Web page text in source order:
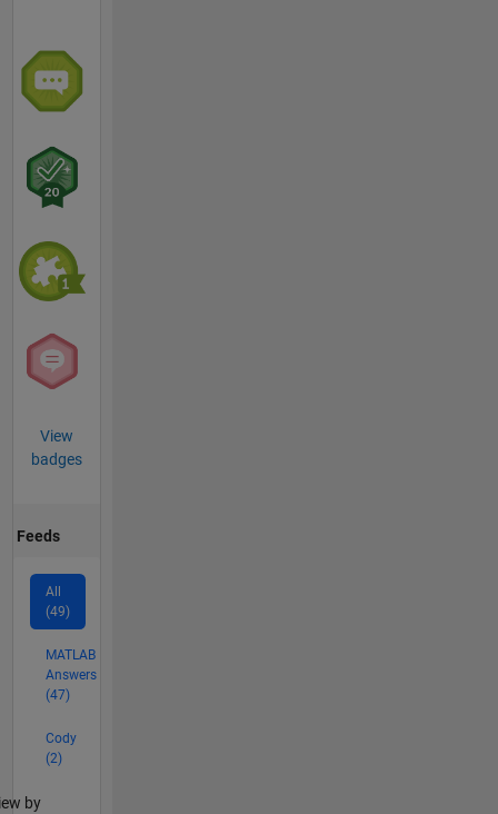
View
badges
Feeds
All
(49)
MATLAB
Answers
(47)
Cody
(2)
by